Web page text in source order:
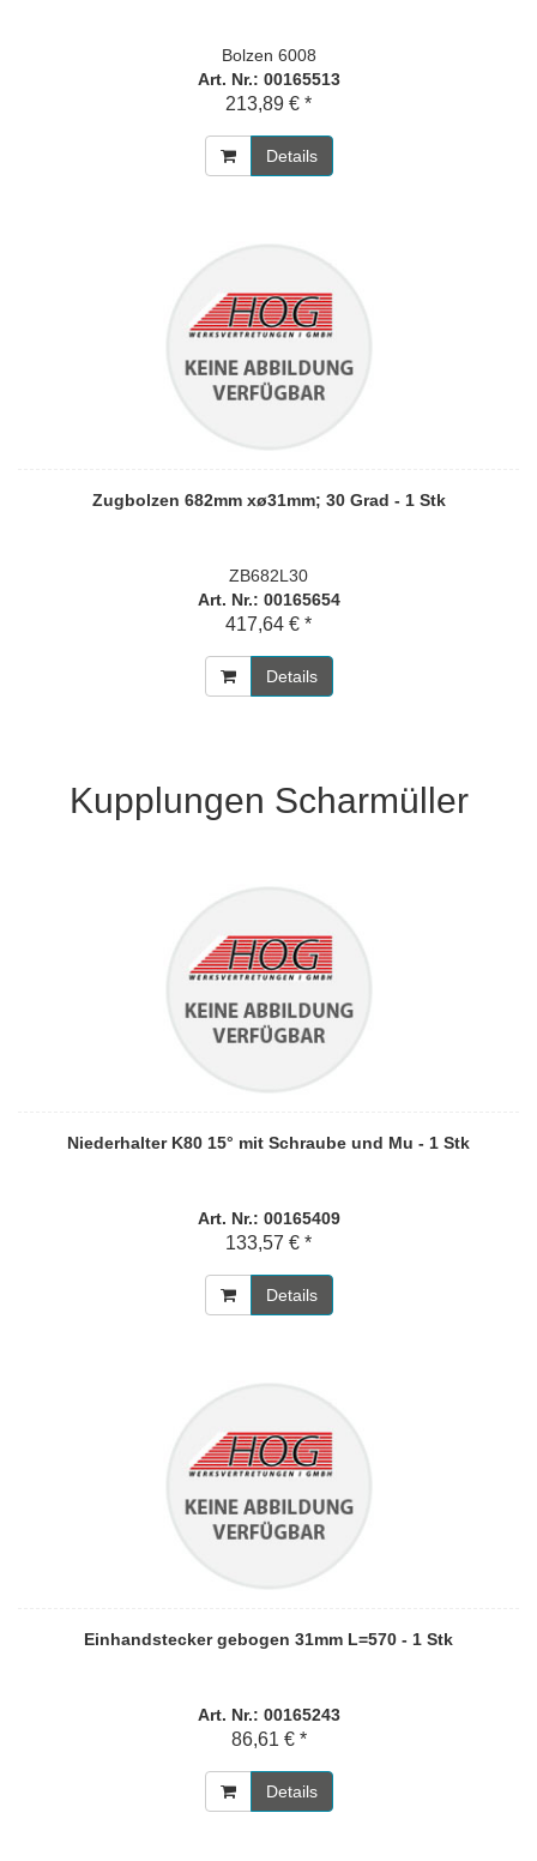
Bolzen 6008
Art. Nr.: 00165513
213,89 € *
Details
Zugbolzen 682mm xø31mm; 30 Grad - 1 Stk
ZB682L30
Art. Nr.: 00165654
417,64 € *
Details
Kupplungen Scharmüller
Niederhalter K80 15° mit Schraube und Mu - 1 Stk
Art. Nr.: 00165409
133,57 € *
Details
Einhandstecker gebogen 31mm L=570 - 1 Stk
Art. Nr.: 00165243
86,61 € *
Details